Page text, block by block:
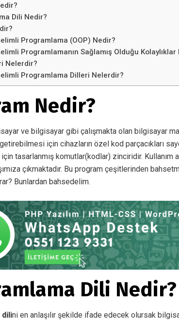
Dili Nedir?
Programlama (OOP) Nedir?
Programlamanın Sağlamış Olduğu
Nelerdir?
Programlama Dilleri Nelerdir?
Nedir?
ve bilgisayar gibi çalışmakta olan bilgisayar
için cihazların özel kod parçacıkları
tasarlanmış komutlar(kodlar) zinciridir. Kullanım
çıkmaktadır. Bu program çeşitlerinden
Bunlardan bahsedelim.
Dili Nedir?
dilini en anlaşılır şekilde ifade edecek olursak